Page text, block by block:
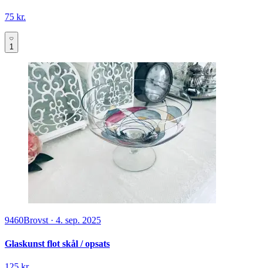
75 kr.
1
9460Brovst· 4. sep. 2025
Glaskunst flot skål / opsats